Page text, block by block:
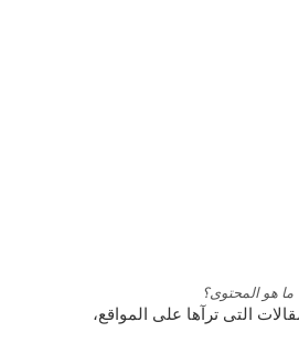
ما هو المحتوى؟
التى ترآها على المواقع،